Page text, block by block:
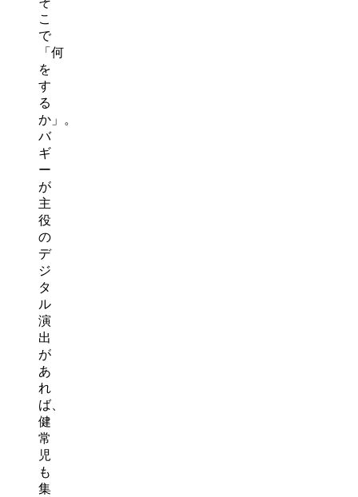
こ
で
「何
を
す
る
か」。
バ
ギ
ー
が
主
役
の
デ
ジ
タ
ル
演
出
が
あ
れ
ば、
健
常
児
も
集